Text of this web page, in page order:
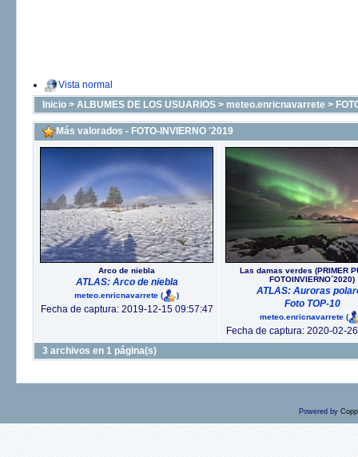
Vista normal
Inicio > ALBUMES DE LOS USUARIOS > meteo.enricnavarrete >
Más valorados - FOTO-INVIERNO '2019
Arco de niebla
ATLAS: Arco de niebla
meteo.enricnavarrete ( )
Fecha de captura: 2019-12-15 09:57:47
Las damas verdes (PRIMER
FOTOINVIERNO´2020)
ATLAS: Auroras
Foto TOP-10
meteo.enricnavarrete (
Fecha de captura: 2020-02-
3 archivos en 1 página(s)
Powered by